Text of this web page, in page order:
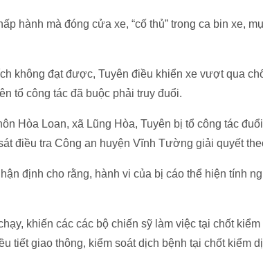
hành mà đóng cửa xe, “cố thủ” trong ca bin xe,
không đạt được, Tuyên điều khiển xe vượt qua
tổ công tác đã buộc phải truy đuổi.
Hòa Loan, xã Lũng Hòa, Tuyên bị tổ công tác
điều tra Công an huyện Vĩnh Tường giải quyết
định cho rằng, hành vi của bị cáo thể hiện tính
khiến các các bộ chiến sỹ làm việc tại chốt
tiết giao thông, kiểm soát dịch bệnh tại chốt kiểm